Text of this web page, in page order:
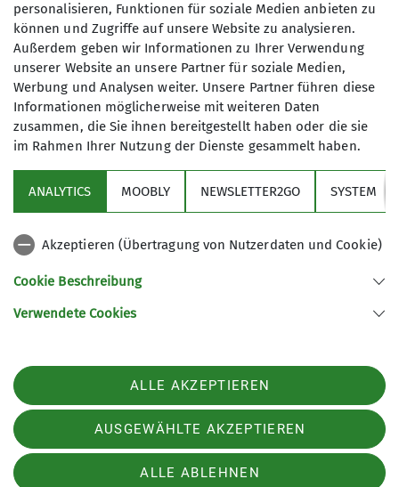
Trainer*in C Sportklettern Breitensport
Klaus Plaschka
08024/4662264
klaus.plaschka@dav-otterfing.de
personalisieren, Funktionen für soziale Medien anbieten zu
können und Zugriffe auf unsere Website zu analysieren.
Außerdem geben wir Informationen zu Ihrer Verwendung
unserer Website an unsere Partner für soziale Medien,
Werbung und Analysen weiter. Unsere Partner führen diese
Informationen möglicherweise mit weiteren Daten
zusammen, die Sie ihnen bereitgestellt haben oder die sie
im Rahmen Ihrer Nutzung der Dienste gesammelt haben.
ANALYTICS MOOBLY NEWSLETTER2GO SYSTEM
Akzeptieren (Übertragung von Nutzerdaten und Cookie)
Cookie Beschreibung
Verwendete Cookies
ALLE AKZEPTIEREN
AUSGEWÄHLTE AKZEPTIEREN
ALLE ABLEHNEN